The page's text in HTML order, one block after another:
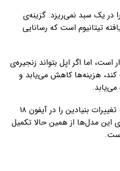
در یک سبد نمی‌ریزد. گزینه‌ی
تیتانیوم است که رسانایی
است، اما اگر اپل بتواند زنجیره‌ی
کند، هزینه‌ها کاهش می‌یابد و
می‌یابد.
با این حال، نباید انتظار داشت تغییرات بنیادین را در آیفون ۱۸
این مدل‌ها از همین حالا تکمیل